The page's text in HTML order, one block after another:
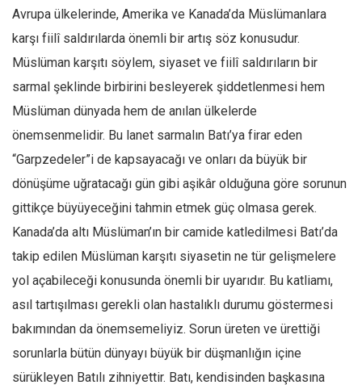
Avrupa ülkelerinde, Amerika ve Kanada’da Müslümanlara
karşı fiilî saldırılarda önemli bir artış söz konusudur.
Müslüman karşıtı söylem, siyaset ve fiilî saldırıların bir
sarmal şeklinde birbirini besleyerek şiddetlenmesi hem
Müslüman dünyada hem de anılan ülkelerde
önemsenmelidir. Bu lanet sarmalın Batı’ya firar eden
“Garpzedeler”i de kapsayacağı ve onları da büyük bir
dönüşüme uğratacağı gün gibi aşikâr olduğuna göre sorunun
gittikçe büyüyeceğini tahmin etmek güç olmasa gerek.
Kanada’da altı Müslüman’ın bir camide katledilmesi Batı’da
takip edilen Müslüman karşıtı siyasetin ne tür gelişmelere
yol açabileceği konusunda önemli bir uyarıdır. Bu katliamı,
asıl tartışılması gerekli olan hastalıklı durumu göstermesi
bakımından da önemsemeliyiz. Sorun üreten ve ürettiği
sorunlarla bütün dünyayı büyük bir düşmanlığın içine
sürükleyen Batılı zihniyettir. Batı, kendisinden başkasına